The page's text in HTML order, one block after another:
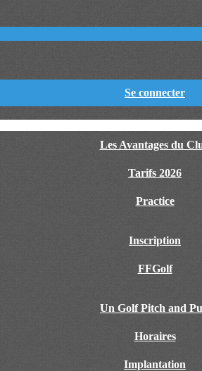
Se connecter
Les Avantages du
Tarifs 2026
Practice
Inscription
FFGolf
Un Golf Pitch and
Horaires
Implantation